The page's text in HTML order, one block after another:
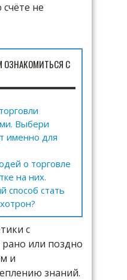
не
ОЗНАКОМИТЬСЯ С
Выбери
именно для
о торговле
на них.
способ стать
с
или поздно
и
знаний.